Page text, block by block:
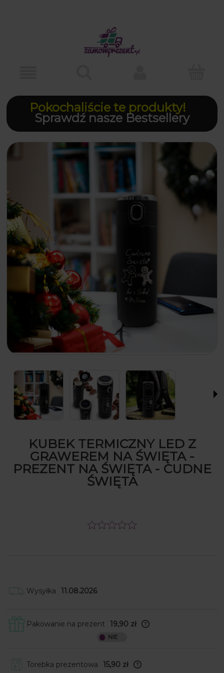
Pokochaliście te produkty!
Sprawdź nasze Bestsellery
KUBEK TERMICZNY LED Z
GRAWEREM NA ŚWIĘTA -
PREZENT NA ŚWIĘTA - CUDNE
ŚWIĘTA
Wysyłka 11.08.2026
Pakowanie na prezent 19,90 zł
Skrzynki obwijamy w papier ozdobny, a
do samodzielnego przyklejenia. W
przypadku produktów nieforemnych
Torebka prezentowa 15,90 zł